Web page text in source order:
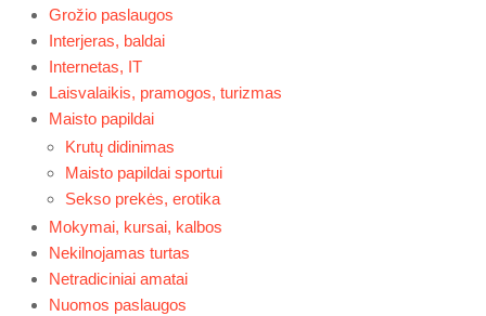
Grožio paslaugos
Interjeras, baldai
Internetas, IT
Laisvalaikis, pramogos, turizmas
Maisto papildai
Krutų didinimas
Maisto papildai sportui
Sekso prekės, erotika
Mokymai, kursai, kalbos
Nekilnojamas turtas
Netradiciniai amatai
Nuomos paslaugos